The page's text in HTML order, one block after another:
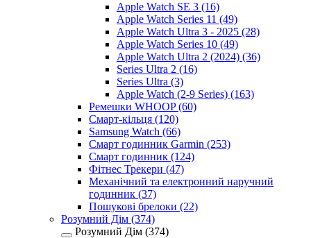
Apple Watch SE 3 (16)
Apple Watch Series 11 (49)
Apple Watch Ultra 3 - 2025 (28)
Apple Watch Series 10 (49)
Apple Watch Ultra 2 (2024) (36)
Series Ultra 2 (16)
Series Ultra (3)
Apple Watch (2-9 Series) (163)
Ремешки WHOOP (60)
Смарт-кільця (120)
Samsung Watch (66)
Смарт годинник Garmin (253)
Смарт годинник (124)
Фітнес Трекери (47)
Механічний та електронний наручний
годинник (37)
Пошукові брелоки (22)
Розумний Дім (374)
Розумний Дім (374)